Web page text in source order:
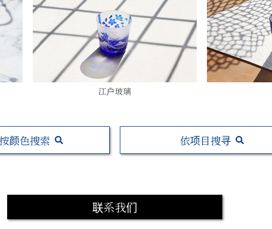
江户玻璃
颜色搜索 依项目搜寻
联系我们